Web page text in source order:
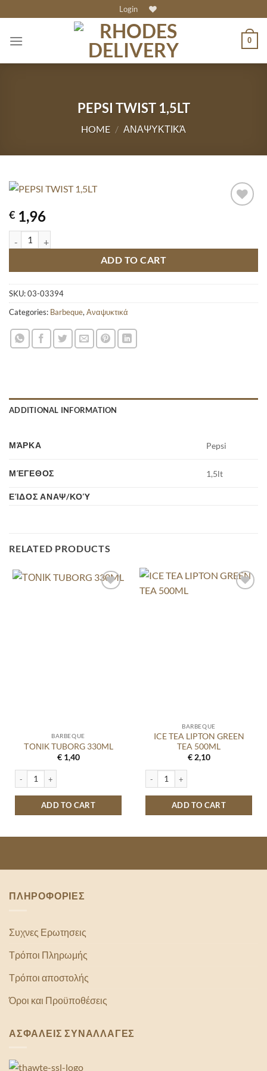
to
content
Login
0
PEPSI TWIST 1,5LT
HOME / ΑΝΑΨΥΚΤΙΚΆ
€ 1,96
PEPSI TWIST 1,5LT quantity
ADD TO CART
SKU:03-03394
Categories: Barbeque,Αναψυκτικά
ADDITIONAL INFORMATION
ΜΆΡΚΑ Pepsi
ΜΈΓΕΘΟΣ 1,5lt
ΕΊΔΟΣ ΑΝΑΨ/ΚΟΎ
RELATED PRODUCTS
BARBEQUE
ΤΟΝΙΚ TUBORG 330ML
€1,40
ΤΟΝΙΚ TUBORG 330ML quantity
ADD TO CART
BARBEQUE
ICE TEA LIPTON GREEN
TEA 500ML
€2,10
ICE TEA LIPTON GREEN TEA
ADD TO CART
ΠΛΗΡΟΦΟΡΙΕΣ
Συχνες Ερωτησεις
Τρόποι Πληρωμής
Τρόποι αποστολής
Όροι και Προϋποθέσεις
ΑΣΦΑΛΕΙΣ ΣΥΝΑΛΛΑΓΕΣ